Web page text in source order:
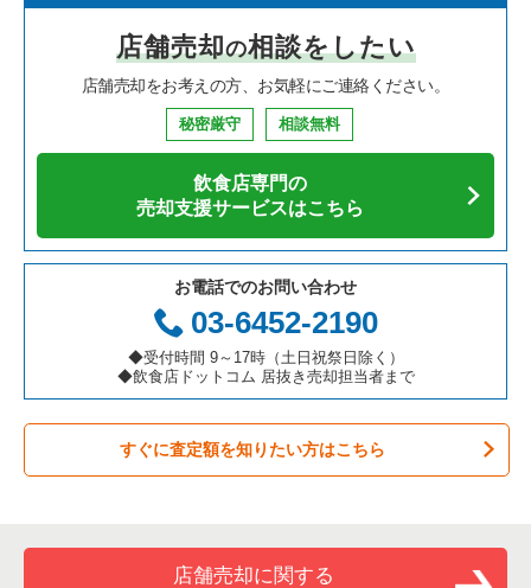
焼肉の居抜き売却物件の案件一覧
鉄板焼き・お好み焼の居抜き売却物件の案件一覧
カフェの居抜き売却物件の案件一覧
テイクアウトの居抜き売却物件の案件一覧
お弁当・惣菜・デリの居抜き売却物件の案件一覧
カラオケ・パブ・スナックの居抜き売却物件の案件一覧
バーの居抜き売却物件の案件一覧
居酒屋・ダイニングバーの居抜き売却物件の案件一覧
大阪府の飲食店の居抜き売却物件の案件一覧
兵庫県の飲食店の居抜き売却物件の案件一覧
愛知県の飲食店の居抜き売却物件の案件一覧
岐阜県の飲食店の居抜き売却物件の案件一覧
三重県の飲食店の居抜き売却物件の案件一覧
芦屋市の飲食店の居抜き売却物件の案件一覧
神戸市中央区の飲食店の居抜き売却物件の案件一覧
伊丹市の飲食店の居抜き売却物件の案件一覧
神戸市兵庫区の飲食店の居抜き売却物件の案件一覧
神戸市東灘区の飲食店の居抜き売却物件の案件一覧
明石市の飲食店の居抜き売却物件の案件一覧
神戸市長田区の飲食店の居抜き売却物件の案件一覧
神戸市垂水区の飲食店の居抜き売却物件の案件一覧
兵庫県の中華の居抜き売却物件の案件一覧
兵庫県のそば・うどんの居抜き売却物件の案件一覧
兵庫県の焼肉の居抜き売却物件の案件一覧
兵庫県の鉄板焼き・お好み焼の居抜き売却物件の案件一覧
兵庫県のアジア料理の居抜き売却物件の案件一覧
兵庫県のカフェの居抜き売却物件の案件一覧
兵庫県のテイクアウトの居抜き売却物件の案件一覧
兵庫県のお弁当・惣菜・デリの居抜き売却物件の案件一覧
兵庫県のバーの居抜き売却物件の案件一覧
神戸三宮駅の中華の居抜き売却物件の案件一覧
神戸三宮駅の焼肉の居抜き売却物件の案件一覧
神戸三宮駅のアジア料理の居抜き売却物件の案件一覧
神戸三宮駅のカフェの居抜き売却物件の案件一覧
神戸三宮駅のテイクアウトの居抜き売却物件の案件一覧
神戸三宮駅のバーの居抜き売却物件の案件一覧
神戸三宮駅の居酒屋・ダイニングバーの居抜き売却物件の案件
一覧
神戸三宮駅の専門料理の居抜き売却物件の案件一覧
神戸三宮駅の洋食の居抜き売却物件の案件一覧
店舗売却の相談をしたい
店舗売却をお考えの方、お気軽にご連絡ください。
秘密厳守 相談無料
飲食店専門の
売却支援サービスはこちら
お電話でのお問い合わせ
03-6452-2190
◆受付時間 9～17時（土日祝祭日除く）
◆飲食店ドットコム 居抜き売却担当者まで
すぐに査定額を知りたい方はこちら
店舗売却に関する